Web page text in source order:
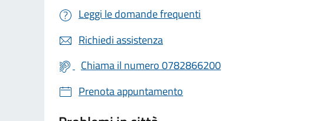
Leggi le domande frequenti
Richiedi assistenza
Chiama il numero 0782866200
Prenota appuntamento